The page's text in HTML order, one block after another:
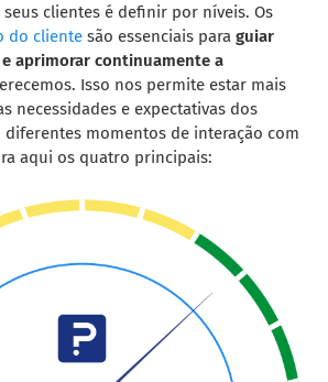
clientes é definir por níveis. Os
do clientesão essenciais para guiar
aprimorar continuamente a
Isso nos permite estar mais
necessidades e expectativas dos
diferentes momentos de interação com
aqui os quatro principais: